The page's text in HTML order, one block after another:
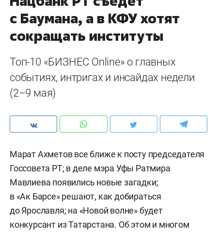
с Баумана, а в КФУ хотят
сокращать институты
Топ-10 «БИЗНЕС Online» о главных
событиях, интригах и инсайдах недели
(2–9 мая)
Марат Ахметов все ближе к посту председателя
Госсовета РТ; в деле мэра Уфы Ратмира
Мавлиева появились новые загадки;
в «Ак Барсе» решают, как добираться
до Ярославля; на «Новой волне» будет
конкурсант из Татарстана. Об этом и многом